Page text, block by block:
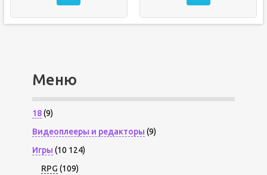
Меню
18(9)
Видеоплееры и редакторы (9)
Игры (10 124)
RPG (109)